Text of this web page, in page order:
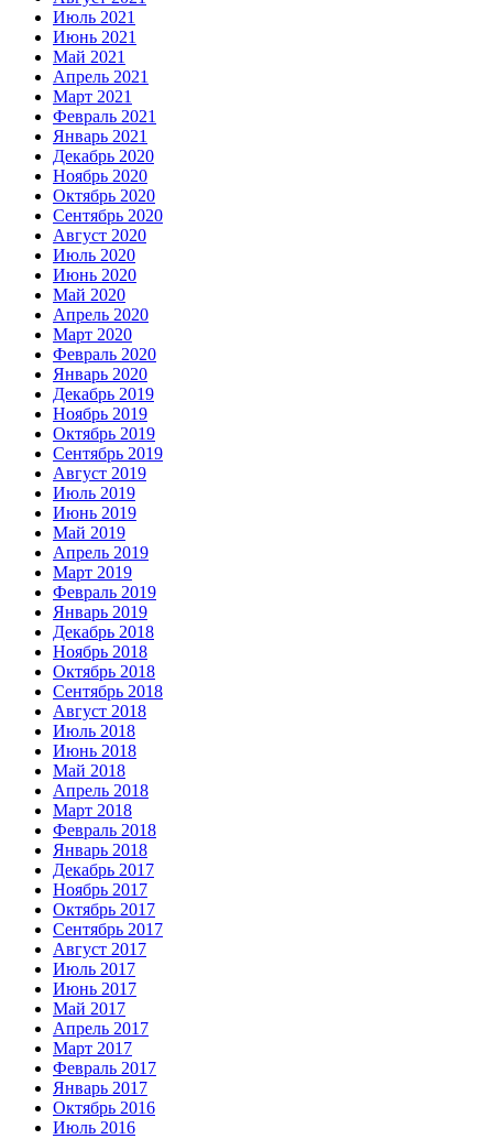
Июль 2021
Июнь 2021
Май 2021
Апрель 2021
Март 2021
Февраль 2021
Январь 2021
Декабрь 2020
Ноябрь 2020
Октябрь 2020
Сентябрь 2020
Август 2020
Июль 2020
Июнь 2020
Май 2020
Апрель 2020
Март 2020
Февраль 2020
Январь 2020
Декабрь 2019
Ноябрь 2019
Октябрь 2019
Сентябрь 2019
Август 2019
Июль 2019
Июнь 2019
Май 2019
Апрель 2019
Март 2019
Февраль 2019
Январь 2019
Декабрь 2018
Ноябрь 2018
Октябрь 2018
Сентябрь 2018
Август 2018
Июль 2018
Июнь 2018
Май 2018
Апрель 2018
Март 2018
Февраль 2018
Январь 2018
Декабрь 2017
Ноябрь 2017
Октябрь 2017
Сентябрь 2017
Август 2017
Июль 2017
Июнь 2017
Май 2017
Апрель 2017
Март 2017
Февраль 2017
Январь 2017
Октябрь 2016
Июль 2016